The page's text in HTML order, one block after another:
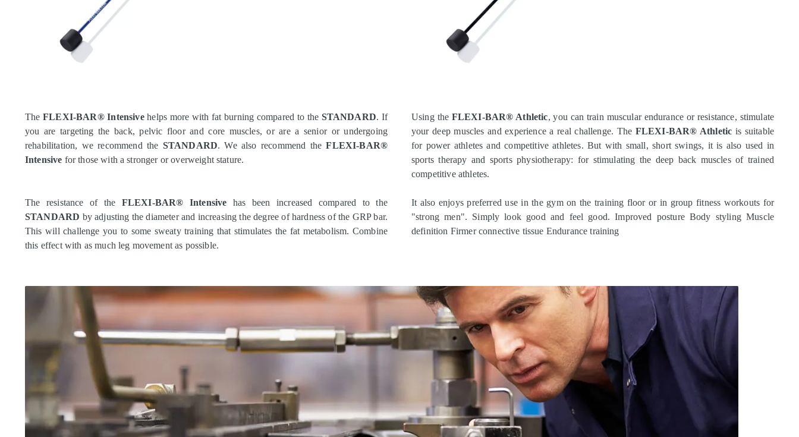
TheFLEXI-BAR® Intensivehelps more with fat burning compared to the STANDARD. If
you are targeting the back, pelvic floor and core muscles, or are a senior or undergoing
rehabilitation, we recommend the STANDARD. We also recommend theFLEXI-BAR®
Intensive for those with a stronger or overweight stature.
The resistance of the FLEXI-BAR® Intensive has been increased compared to the
STANDARD by adjusting the diameter and increasing the degree of hardness of the GRP bar.
This will challenge you to some sweaty training that stimulates the fat metabolism. Combine
this effect with as much leg movement as possible.
Using the FLEXI-BAR® Athletic, you can train muscular endurance or resistance, stimulate
your deep muscles and experience a real challenge. The FLEXI-BAR® Athletic is suitable
for power athletes and competitive athletes. But with small, short swings, it is also used in
sports therapy and sports physiotherapy: for stimulating the deep back muscles of trained
competitive athletes.
It also enjoys preferred use in the gym on the training floor or in group fitness workouts for
"strong men". Simply look good and feel good. Improved posture Body styling Muscle
definition Firmer connective tissue Endurance training